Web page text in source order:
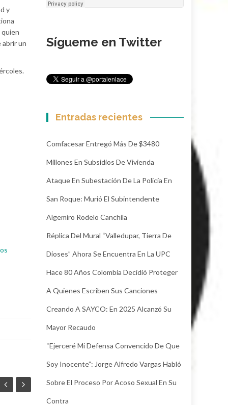
y
abrir un
Sígueme en Twitter
Entradas recientes
Comfacesar Entregó Más De $3480
Millones En Subsidios De Vivienda
Ataque En Subestación De La Policía En
San Roque: Murió El Subintendente
Algemiro Rodelo Canchila
Réplica Del Mural “Valledupar, Tierra De
Dioses” Ahora Se Encuentra En La UPC
Hace 80 Años Colombia Decidió Proteger
A Quienes Escriben Sus Canciones
Creando A SAYCO: En 2025 Alcanzó Su
Mayor Recaudo
“Ejerceré Mi Defensa Convencido De Que
Soy Inocente”: Jorge Alfredo Vargas Habló
Sobre El Proceso Por Acoso Sexual En Su
Contra